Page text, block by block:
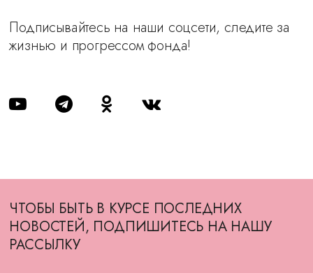
Подписывайтесь на наши соцсети, следите за
жизнью и прогрессом фонда!
ЧТОБЫ БЫТЬ В КУРСЕ ПОСЛЕДНИХ
НОВОСТЕЙ, ПОДПИШИТЕСЬ НА НАШУ
РАССЫЛКУ